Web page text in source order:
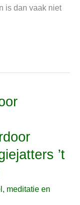
is dan vaak niet
’t
meditatie en